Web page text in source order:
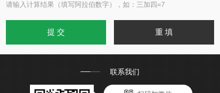
请输入计算结果（填写阿拉伯数字），如：三加四=7
联系我们